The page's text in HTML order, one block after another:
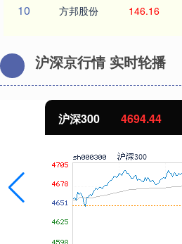
10 方邦股份 146.16
沪深京行情 实时轮播
沪深300 4694.44